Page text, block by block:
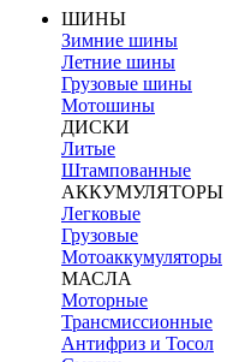
ШИНЫ
Зимние шины
Летние шины
Грузовые шины
Мотошины
ДИСКИ
Литые
Штампованные
АККУМУЛЯТОРЫ
Легковые
Грузовые
Мотоаккумуляторы
МАСЛА
Моторные
Трансмиссионные
Антифриз и Тосол